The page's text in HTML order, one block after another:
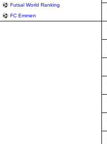
Futsal World Ranking
FC Emmen